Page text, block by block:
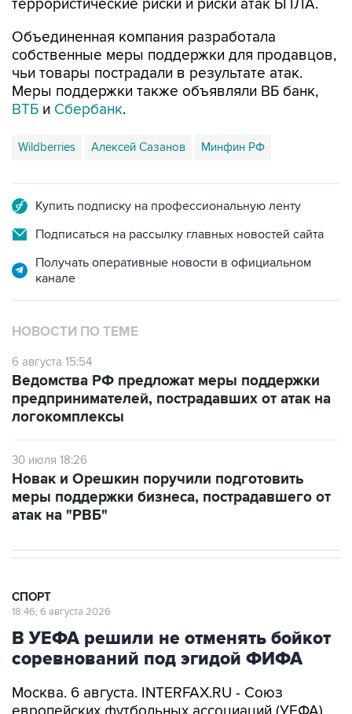
террористические риски и риски атак БПЛА.
Объединенная компания разработала
собственные меры поддержки для продавцов,
чьи товары пострадали в результате атак.
Меры поддержки также объявляли ВБ банк,
ВТБ и Сбербанк.
Wildberries Алексей Сазанов Минфин РФ
Купить подписку на профессиональную ленту
Подписаться на рассылку главных новостей сайта
Получать оперативные новости в официальном
канале
НОВОСТИ ПО ТЕМЕ
6 августа 15:54
Ведомства РФ предложат меры поддержки
предпринимателей, пострадавших от атак на
логокомплексы
30 июля 18:26
Новак и Орешкин поручили подготовить
меры поддержки бизнеса, пострадавшего от
атак на "РВБ"
СПОРТ
18:46, 6 августа 2026
В УЕФА решили не отменять бойкот
соревнований под эгидой ФИФА
Москва. 6 августа. INTERFAX.RU - Союз